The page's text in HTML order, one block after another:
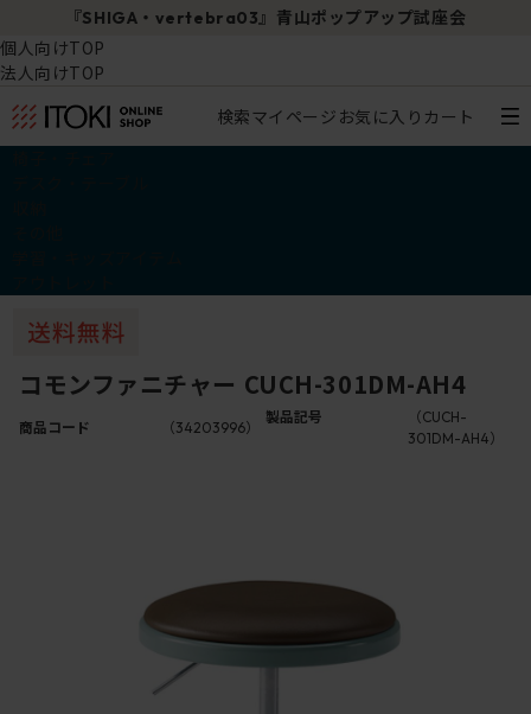
『SHIGA・vertebra03』青山ポップアップ試座会
個人向けTOP
法人向けTOP
検索マイページ お気に入り カート
コモンファニチャー CUCH-301DM-AH4
商品コード （34203996）
製品記号
（CUCH-
301DM-AH4）